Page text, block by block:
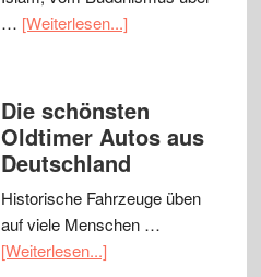
… [Weiterlesen...]
Die schönsten
Oldtimer Autos aus
Deutschland
Historische Fahrzeuge üben
auf viele Menschen …
[Weiterlesen...]